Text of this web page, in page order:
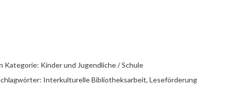
Kategorie: Kinder und Jugendliche / Schule
Interkulturelle Bibliotheksarbeit, Leseförderung